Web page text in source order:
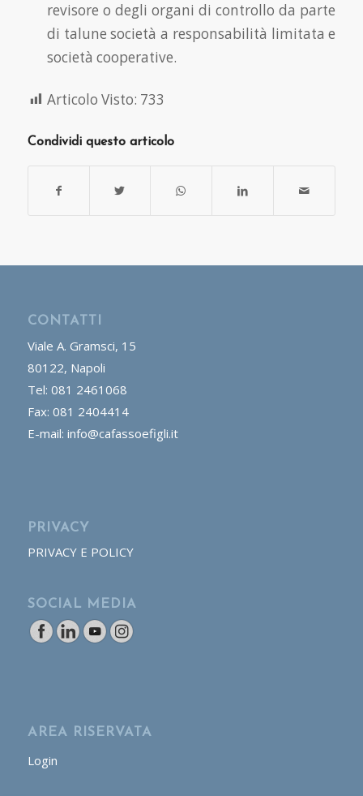
revisore o degli organi di controllo da parte
di talune società a responsabilità limitata e
società cooperative.
Articolo Visto: 733
Condividi questo articolo
CONTATTI
Viale A. Gramsci, 15
80122, Napoli
Tel: 081 2461068
Fax: 081 2404414
E-mail: info@cafassoefigli.it
PRIVACY
PRIVACY E POLICY
SOCIAL MEDIA
AREA RISERVATA
Login